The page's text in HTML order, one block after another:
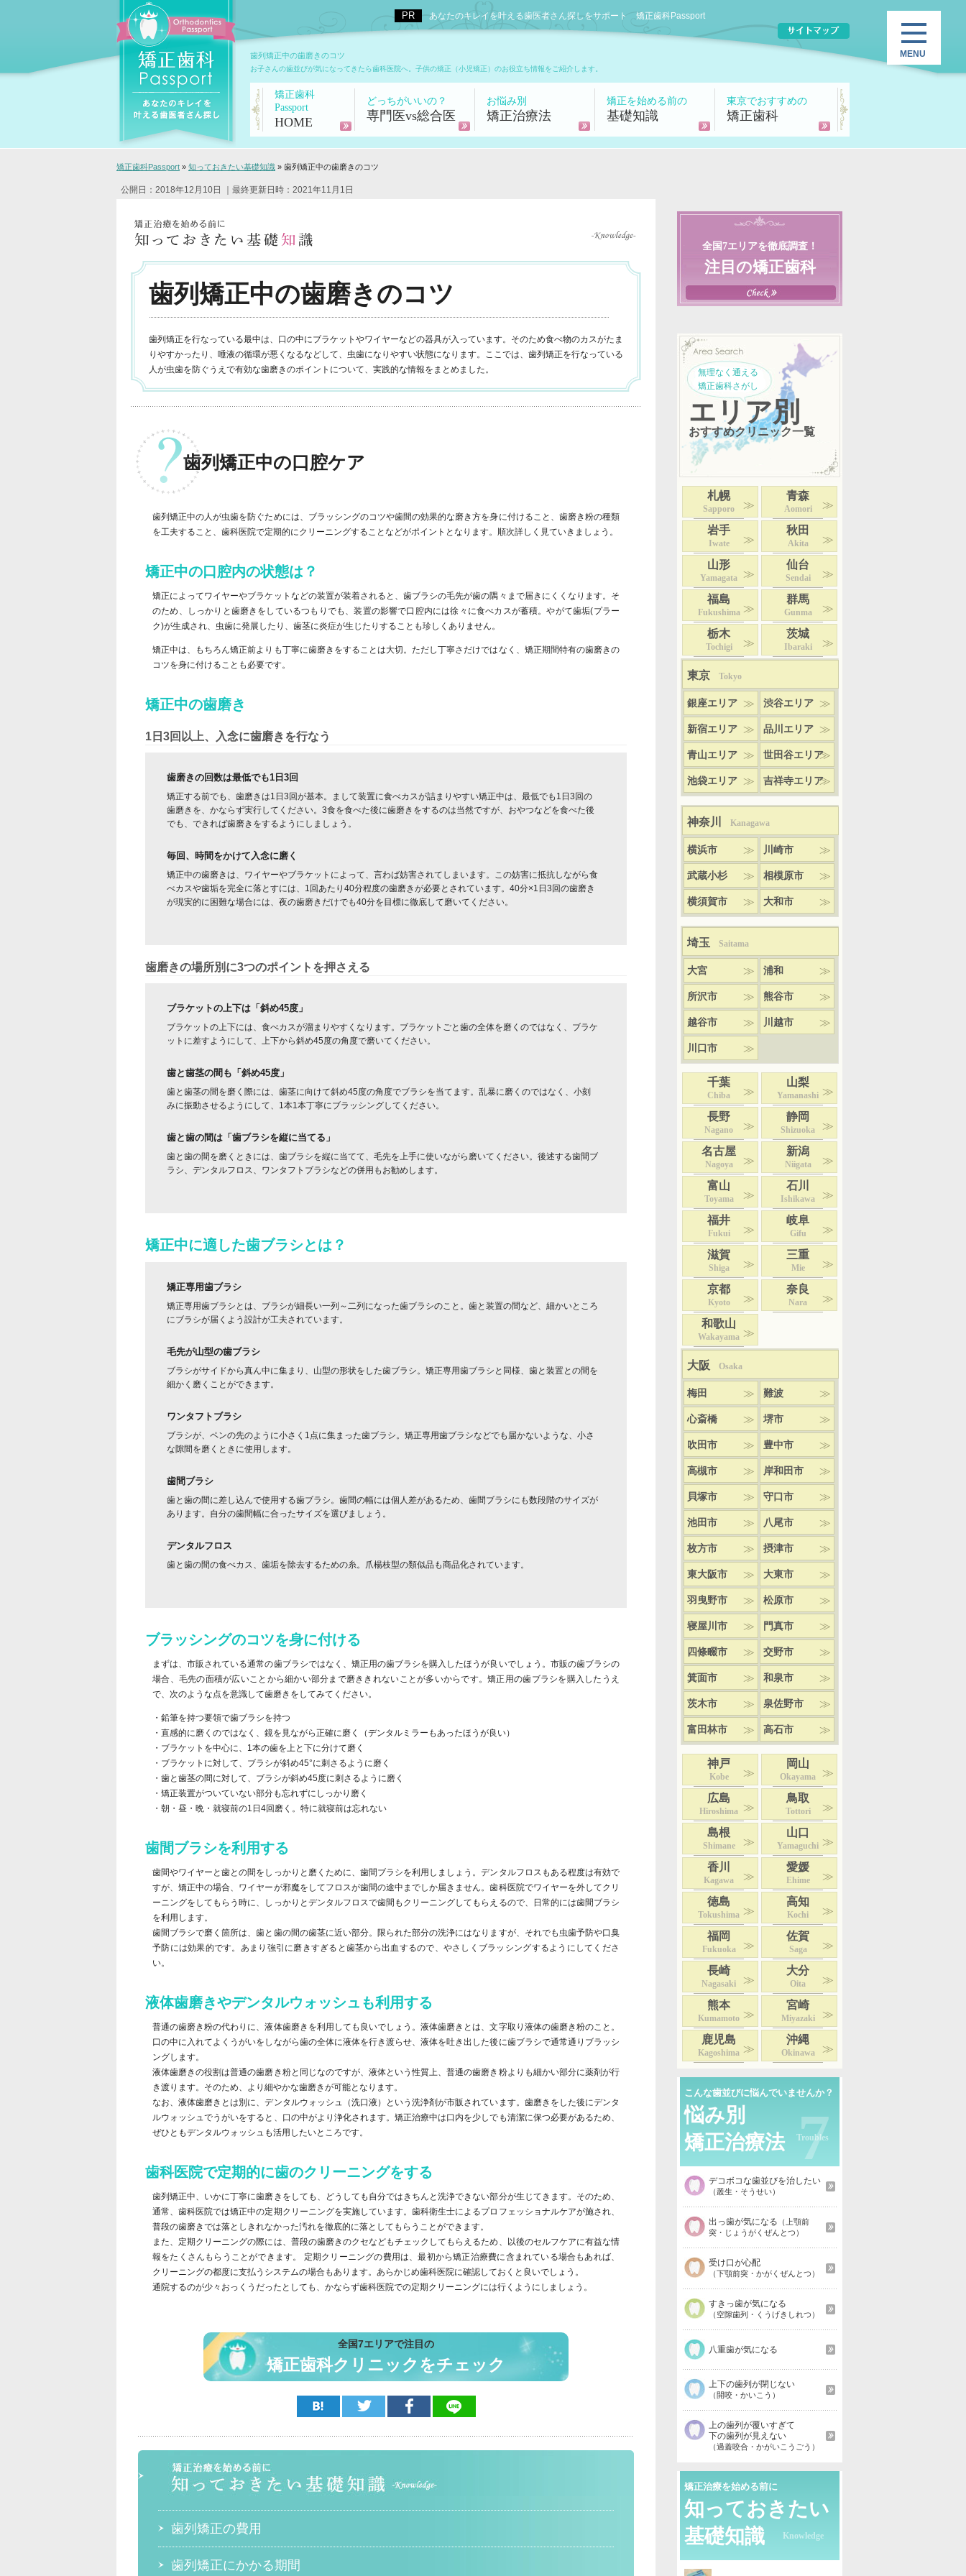
あなたのキレイを叶える歯医者さん探しをサポート 矯正歯科Passport
歯列矯正中の歯磨きのコツ
お子さんの歯並びが気になってきたら歯科医院へ。子供の矯正（小児矯正）のお役立ち情報をご紹介します。
矯正歯科
Passport
HOME
どっちがいいの？
専門医vs総合医
お悩み別
矯正治療法
矯正を始める前の
基礎知識
東京でおすすめの
矯正歯科
矯正歯科Passport » 知っておきたい基礎知識 » 歯列矯正中の歯磨きのコツ
公開日：2018年12月10日 ｜最終更新日時：2021年11月1日
歯列矯正中の歯磨きのコツ
歯列矯正を行なっている最中は、口の中にブラケットやワイヤーなどの器具が入っています。そのため食べ物のカスがたま
りやすかったり、唾液の循環が悪くなるなどして、虫歯になりやすい状態になります。ここでは、歯列矯正を行なっている
人が虫歯を防ぐうえで有効な歯磨きのポイントについて、実践的な情報をまとめました。
歯列矯正中の口腔ケア
歯列矯正中の人が虫歯を防ぐためには、ブラッシングのコツや歯間の効果的な磨き方を身に付けること、歯磨き粉の種類
を工夫すること、歯科医院で定期的にクリーニングすることなどがポイントとなります。順次詳しく見ていきましょう。
矯正中の口腔内の状態は？
矯正によってワイヤーやブラケットなどの装置が装着されると、歯ブラシの毛先が歯の隅々まで届きにくくなります。そ
のため、しっかりと歯磨きをしているつもりでも、装置の影響で口腔内には徐々に食べカスが蓄積。やがて歯垢(プラー
ク)が生成され、虫歯に発展したり、歯茎に炎症が生じたりすることも珍しくありません。
矯正中は、もちろん矯正前よりも丁寧に歯磨きをすることは大切。ただし丁寧さだけではなく、矯正期間特有の歯磨きの
コツを身に付けることも必要です。
矯正中の歯磨き
1日3回以上、入念に歯磨きを行なう
歯磨きの回数は最低でも1日3回
矯正する前でも、歯磨きは1日3回が基本。まして装置に食べカスが詰まりやすい矯正中は、最低でも1日3回の
歯磨きを、かならず実行してください。3食を食べた後に歯磨きをするのは当然ですが、おやつなどを食べた後
でも、できれば歯磨きをするようにしましょう。
毎回、時間をかけて入念に磨く
矯正中の歯磨きは、ワイヤーやブラケットによって、言わば妨害されてしまいます。この妨害に抵抗しながら食
べカスや歯垢を完全に落とすには、1回あたり40分程度の歯磨きが必要とされています。40分×1日3回の歯磨き
が現実的に困難な場合には、夜の歯磨きだけでも40分を目標に徹底して磨いてください。
歯磨きの場所別に3つのポイントを押さえる
ブラケットの上下は「斜め45度」
ブラケットの上下には、食べカスが溜まりやすくなります。ブラケットごと歯の全体を磨くのではなく、ブラケ
ットに差すようにして、上下から斜め45度の角度で磨いてください。
歯と歯茎の間も「斜め45度」
歯と歯茎の間を磨く際には、歯茎に向けて斜め45度の角度でブラシを当てます。乱暴に磨くのではなく、小刻
みに振動させるようにして、1本1本丁寧にブラッシングしてください。
歯と歯の間は「歯ブラシを縦に当てる」
歯と歯の間を磨くときには、歯ブラシを縦に当てて、毛先を上手に使いながら磨いてください。後述する歯間ブ
ラシ、デンタルフロス、ワンタフトブラシなどの併用もお勧めします。
矯正中に適した歯ブラシとは？
矯正専用歯ブラシ
矯正専用歯ブラシとは、ブラシが細長い一列～二列になった歯ブラシのこと。歯と装置の間など、細かいところ
にブラシが届くよう設計が工夫されています。
毛先が山型の歯ブラシ
ブラシがサイドから真ん中に集まり、山型の形状をした歯ブラシ。矯正専用歯ブラシと同様、歯と装置との間を
細かく磨くことができます。
ワンタフトブラシ
ブラシが、ペンの先のように小さく1点に集まった歯ブラシ。矯正専用歯ブラシなどでも届かないような、小さ
な隙間を磨くときに使用します。
歯間ブラシ
歯と歯の間に差し込んで使用する歯ブラシ。歯間の幅には個人差があるため、歯間ブラシにも数段階のサイズが
あります。自分の歯間幅に合ったサイズを選びましょう。
デンタルフロス
歯と歯の間の食べカス、歯垢を除去するための糸。爪楊枝型の類似品も商品化されています。
ブラッシングのコツを身に付ける
まずは、市販されている通常の歯ブラシではなく、矯正用の歯ブラシを購入したほうが良いでしょう。市販の歯ブラシの
場合、毛先の面積が広いことから細かい部分まで磨ききれないことが多いからです。矯正用の歯ブラシを購入したうえ
で、次のような点を意識して歯磨きをしてみてください。
・鉛筆を持つ要領で歯ブラシを持つ
・直感的に磨くのではなく、鏡を見ながら正確に磨く（デンタルミラーもあったほうが良い）
・ブラケットを中心に、1本の歯を上と下に分けて磨く
・ブラケットに対して、ブラシが斜め45°に刺さるように磨く
・歯と歯茎の間に対して、ブラシが斜め45度に刺さるように磨く
・矯正装置がついていない部分も忘れずにしっかり磨く
・朝・昼・晩・就寝前の1日4回磨く。特に就寝前は忘れない
歯間ブラシを利用する
歯間やワイヤーと歯との間をしっかりと磨くために、歯間ブラシを利用しましょう。デンタルフロスもある程度は有効で
すが、矯正中の場合、ワイヤーが邪魔をしてフロスが歯間の途中までしか届きません。歯科医院でワイヤーを外してクリ
ーニングをしてもらう時に、しっかりとデンタルフロスで歯間もクリーニングしてもらえるので、日常的には歯間ブラシ
を利用します。
歯間ブラシで磨く箇所は、歯と歯の間の歯茎に近い部分。限られた部分の洗浄にはなりますが、それでも虫歯予防や口臭
予防には効果的です。あまり強引に磨きすぎると歯茎から出血するので、やさしくブラッシングするようにしてくださ
い。
液体歯磨きやデンタルウォッシュも利用する
普通の歯磨き粉の代わりに、液体歯磨きを利用しても良いでしょう。液体歯磨きとは、文字取り液体の歯磨き粉のこと。
口の中に入れてよくうがいをしながら歯の全体に液体を行き渡らせ、液体を吐き出した後に歯ブラシで通常通りブラッシ
ングします。
液体歯磨きの役割は普通の歯磨き粉と同じなのですが、液体という性質上、普通の歯磨き粉よりも細かい部分に薬剤が行
き渡ります。そのため、より細やかな歯磨きが可能となります。
なお、液体歯磨きとは別に、デンタルウォッシュ（洗口液）という洗浄剤が市販されています。歯磨きをした後にデンタ
ルウォッシュでうがいをすると、口の中がより浄化されます。矯正治療中は口内を少しでも清潔に保つ必要があるため、
ぜひともデンタルウォッシュも活用したいところです。
歯科医院で定期的に歯のクリーニングをする
歯列矯正中、いかに丁寧に歯磨きをしても、どうしても自分ではきちんと洗浄できない部分が生じてきます。そのため、
通常、歯科医院では矯正中の定期クリーニングを実施しています。歯科衛生士によるプロフェッショナルケアが施され、
普段の歯磨きでは落としきれなかった汚れを徹底的に落としてもらうことができます。
また、定期クリーニングの際には、普段の歯磨きのクセなどもチェックしてもらえるため、以後のセルフケアに有益な情
報をたくさんもらうことができます。 定期クリーニングの費用は、最初から矯正治療費に含まれている場合もあれば、
クリーニングの都度に支払うシステムの場合もあります。あらかじめ歯科医院に確認しておくと良いでしょう。
通院するのが少々おっくうだったとしても、かならず歯科医院での定期クリーニングには行くようにしましょう。
全国7エリアで注目の
矯正歯科クリニックをチェック
歯列矯正の費用
歯列矯正にかかる期間
全国7エリアを徹底調査！
注目の矯正歯科
無理なく通える
矯正歯科さがし
エリア別
おすすめクリニック一覧
札幌
Sapporo
青森
Aomori
岩手
Iwate
秋田
Akita
山形
Yamagata
仙台
Sendai
福島
Fukushima
群馬
Gunma
栃木
Tochigi
茨城
Ibaraki
東京 Tokyo
銀座エリア 渋谷エリア
新宿エリア 品川エリア
青山エリア 世田谷エリア
池袋エリア 吉祥寺エリア
神奈川 Kanagawa
横浜市 川崎市
武蔵小杉 相模原市
横須賀市 大和市
埼玉 Saitama
大宮 浦和
所沢市 熊谷市
越谷市 川越市
川口市
千葉
Chiba
山梨
Yamanashi
長野
Nagano
静岡
Shizuoka
名古屋
Nagoya
新潟
Niigata
富山
Toyama
石川
Ishikawa
福井
Fukui
岐阜
Gifu
滋賀
Shiga
三重
Mie
京都
Kyoto
奈良
Nara
和歌山
Wakayama
大阪 Osaka
梅田 難波
心斎橋 堺市
吹田市 豊中市
高槻市 岸和田市
貝塚市 守口市
池田市 八尾市
枚方市 摂津市
東大阪市 大東市
羽曳野市 松原市
寝屋川市 門真市
四條畷市 交野市
箕面市 和泉市
茨木市 泉佐野市
富田林市 高石市
神戸
Kobe
岡山
Okayama
広島
Hiroshima
鳥取
Tottori
島根
Shimane
山口
Yamaguchi
香川
Kagawa
愛媛
Ehime
徳島
Tokushima
高知
Kochi
福岡
Fukuoka
佐賀
Saga
長崎
Nagasaki
大分
Oita
熊本
Kumamoto
宮崎
Miyazaki
鹿児島
Kagoshima
沖縄
Okinawa
こんな歯並びに悩んでいませんか？
悩み別
矯正治療法 7
デコボコな歯並びを治したい
（叢生・そうせい）
出っ歯が気になる （上顎前
突・じょうがくぜんとつ）
受け口が心配
（下顎前突・かがくぜんとつ）
すきっ歯が気になる
（空隙歯列・くうげきしれつ）
八重歯が気になる
上下の歯列が閉じない
（開咬・かいこう）
上の歯列が覆いすぎて
下の歯列が見えない
（過蓋咬合・かがいこうごう）
矯正治療を始める前に
知っておきたい
基礎知識